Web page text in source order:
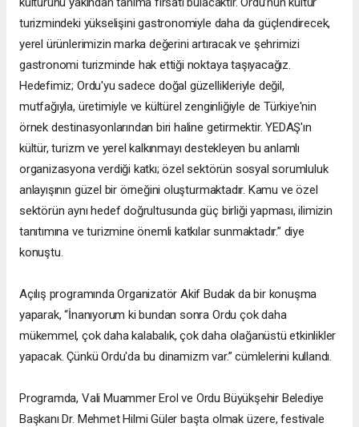
turizmindeki yükselişini gastronomiyle daha da güçlendirecek,
yerel ürünlerimizin marka değerini artıracak ve şehrimizi
gastronomi turizminde hak ettiği noktaya taşıyacağız.
Hedefimiz; Ordu'yu sadece doğal güzellikleriyle değil,
mutfağıyla, üretimiyle ve kültürel zenginliğiyle de Türkiye'nin
örnek destinasyonlarından biri haline getirmektir. YEDAŞ'ın
kültür, turizm ve yerel kalkınmayı destekleyen bu anlamlı
organizasyona verdiği katkı; özel sektörün sosyal sorumluluk
anlayışının güzel bir örneğini oluşturmaktadır. Kamu ve özel
sektörün aynı hedef doğrultusunda güç birliği yapması, ilimizin
tanıtımına ve turizmine önemli katkılar sunmaktadır.” diye
konuştu.
Açılış programında Organizatör Akif Budak da bir konuşma
yaparak, “İnanıyorum ki bundan sonra Ordu çok daha
mükemmel, çok daha kalabalık, çok daha olağanüstü etkinlikler
yapacak. Çünkü Ordu'da bu dinamizm var.” cümlelerini kullandı.
Programda, Vali Muammer Erol ve Ordu Büyükşehir Belediye
Başkanı Dr. Mehmet Hilmi Güler başta olmak üzere, festivale